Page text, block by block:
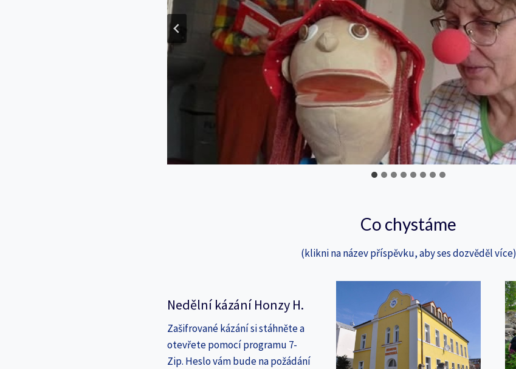
Co chystáme
(klikni na název příspěvku, aby ses dozvěděl více)
Nedělní kázání Honzy H.
Zašifrované kázání si stáhněte a
otevřete pomocí programu 7-
Zip. Heslo vám bude na požádání